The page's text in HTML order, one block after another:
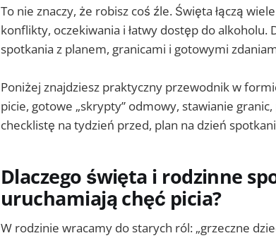
To nie znaczy, że robisz coś źle. Święta łączą
konflikty, oczekiwania i łatwy dostęp do
spotkania z planem, granicami i gotowymi
Poniżej znajdziesz praktyczny przewodnik w
picie, gotowe „skrypty” odmowy, stawianie
checklistę na tydzień przed, plan na dzień
Dlaczego święta i rodzinne
uruchamiają chęć picia?
W rodzinie wracamy do starych ról: „grzeczne